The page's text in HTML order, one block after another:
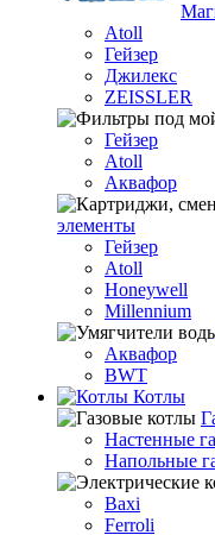
Atoll
Гейзер
Джилекс
ZEISSLER
Гейзер
Atoll
Аквафор
элементы
Гейзер
Atoll
Honeywell
Millennium
Аквафор
BWT
Котлы
Настенные
Напольные
Baxi
Ferroli